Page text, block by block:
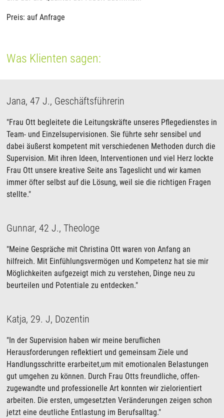
Preis: auf Anfrage
Was Klienten sagen:
Jana, 47 J., Geschäftsführerin
"Frau Ott begleitete die Leitungskräfte unseres Pflegedienstes in
Team- und Einzelsupervisionen. Sie führte sehr sensibel und
dabei äußerst kompetent mit verschiedenen Methoden durch die
Supervision. Mit ihren Ideen, Interventionen und viel Herz lockte
Frau Ott unsere kreative Seite ans Tageslicht und wir kamen
immer öfter selbst auf die Lösung, weil sie die richtigen Fragen
stellte."
Gunnar, 42 J., Theologe
"Meine Gespräche mit Christina Ott waren von Anfang an
hilfreich. Mit Einfühlungsvermögen und Kompetenz hat sie mir
Möglichkeiten aufgezeigt mich zu verstehen, Dinge neu zu
beurteilen und Potentiale zu entdecken."
Katja, 29. J, Dozentin
"In der Supervision haben wir meine beruflichen
Herausforderungen reflektiert und gemeinsam Ziele und
Handlungsschritte erarbeitet,um mit emotionalen Belastungen
gut umgehen zu können. Durch Frau Otts freundliche, offen-
zugewandte und professionelle Art konnten wir zielorientiert
arbeiten. Die ersten, umgesetzten Veränderungen zeigen schon
jetzt eine deutliche Entlastung im Berufsalltag."